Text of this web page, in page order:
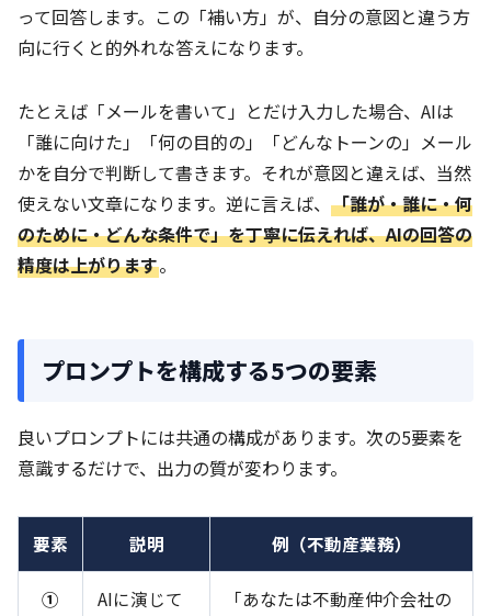
って回答します。この「補い方」が、自分の意図と違う方
向に行くと的外れな答えになります。
たとえば「メールを書いて」とだけ入力した場合、AIは
「誰に向けた」「何の目的の」「どんなトーンの」メール
かを自分で判断して書きます。それが意図と違えば、当然
使えない文章になります。逆に言えば、 「誰が・誰に・何
のために・どんな条件で」を丁寧に伝えれば、AIの回答の
精度は上がります。
プロンプトを構成する5つの要素
良いプロンプトには共通の構成があります。次の5要素を
意識するだけで、出力の質が変わります。
要素 説明 例（不動産業務）
①
AIに演じて
「あなたは不動産仲介会社の